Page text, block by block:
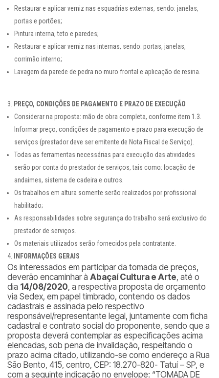
Restaurar e aplicar verniz nas esquadrias externas, sendo: janelas,
portas e portões;
Pintura interna, teto e paredes;
Restaurar e aplicar verniz nas internas, sendo: portas, janelas,
corrimão interno;
Lavagem da parede de pedra no muro frontal e aplicação de resina.
PREÇO, CONDIÇÕES DE PAGAMENTO E PRAZO DE EXECUÇÃO
Considerar na proposta: mão de obra completa, conforme item 1.3.
Informar preço, condições de pagamento e prazo para execução de
serviços (prestador deve ser emitente de Nota Fiscal de Serviço).
Todas as ferramentas necessárias para execução das atividades
serão por conta do prestador de serviços, tais como: locação de
andaimes, sistema de cadeira e outros.
Os trabalhos em altura somente serão realizados por profissional
habilitado;
As responsabilidades sobre segurança do trabalho será exclusivo do
prestador de serviços.
Os materiais utilizados serão fornecidos pela contratante.
INFORMAÇÕES GERAIS
Os interessados em participar da tomada de preços,
deverão encaminhar à Abaçaí Cultura e Arte, até o
dia 14/08/2020, a respectiva proposta de orçamento
via Sedex, em papel timbrado, contendo os dados
cadastrais e assinada pelo respectivo
responsável/representante legal, juntamente com ficha
cadastral e contrato social do proponente, sendo que a
proposta deverá contemplar as especificações acima
elencadas, sob pena de invalidação, respeitando o
prazo acima citado, utilizando-se como endereço a Rua
São Bento, 415, centro, CEP: 18.270-820- Tatuí – SP, e
com a seguinte indicação no envelope: “TOMADA DE